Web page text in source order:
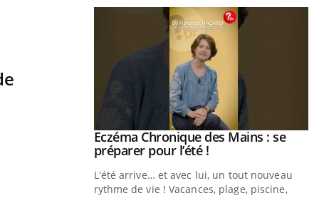
Youtube
Eczéma Chronique des Mains : se
préparer pour l’été !Youtube
L'été arrive… et avec lui, un tout nouveau
rythme de vie ! Vacances, plage, piscine,